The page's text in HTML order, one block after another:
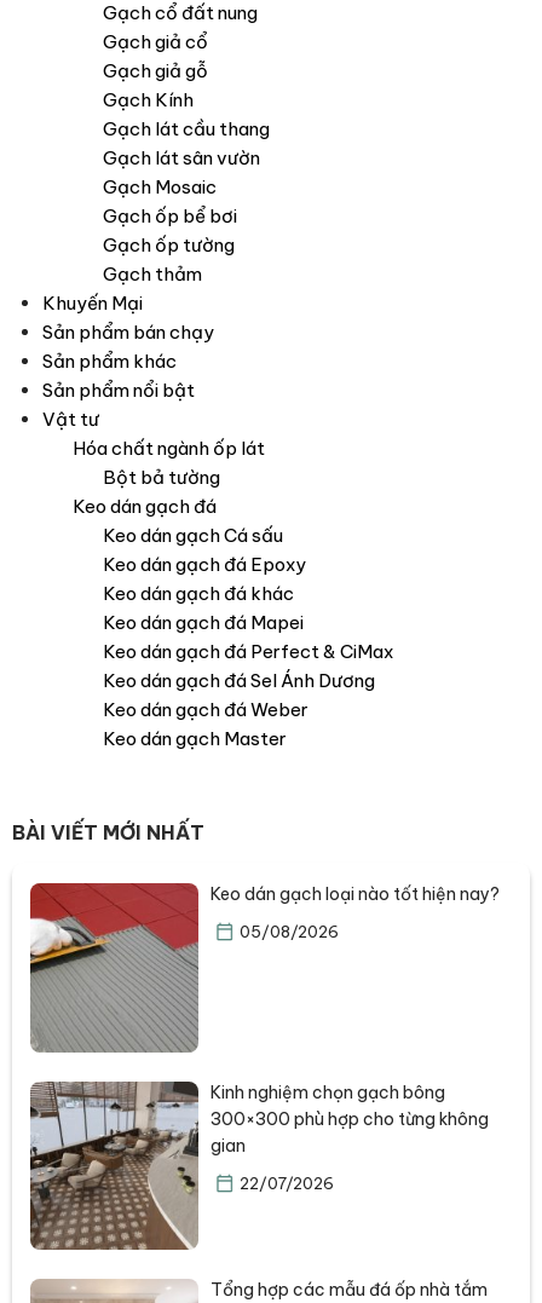
Gạch cổ đất nung
Gạch giả cổ
Gạch giả gỗ
Gạch Kính
Gạch lát cầu thang
Gạch lát sân vườn
Gạch Mosaic
Gạch ốp bể bơi
Gạch ốp tường
Gạch thảm
Khuyến Mại
Sản phẩm bán chạy
Sản phẩm khác
Sản phẩm nổi bật
Vật tư
Hóa chất ngành ốp lát
Bột bả tường
Keo dán gạch đá
Keo dán gạch Cá sấu
Keo dán gạch đá Epoxy
Keo dán gạch đá khác
Keo dán gạch đá Mapei
Keo dán gạch đá Perfect & CiMax
Keo dán gạch đá Sel Ánh Dương
Keo dán gạch đá Weber
Keo dán gạch Master
BÀI VIẾT MỚI NHẤT
Keo dán gạch loại nào tốt hiện nay?
05/08/2026
Kinh nghiệm chọn gạch bông
300×300 phù hợp cho từng không
gian
22/07/2026
Tổng hợp các mẫu đá ốp nhà tắm